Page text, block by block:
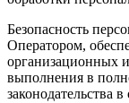
Безопасность
Оператором,
организационных
выполнения в
законодательства